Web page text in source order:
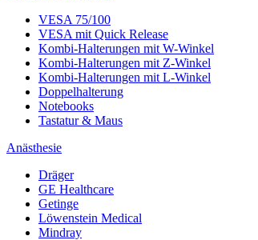
VESA 75/100
VESA mit Quick Release
Kombi-Halterungen mit W-Winkel
Kombi-Halterungen mit Z-Winkel
Kombi-Halterungen mit L-Winkel
Doppelhalterung
Notebooks
Tastatur & Maus
Anästhesie
Dräger
GE Healthcare
Getinge
Löwenstein Medical
Mindray